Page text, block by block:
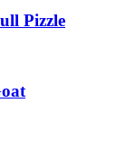
Pizzle